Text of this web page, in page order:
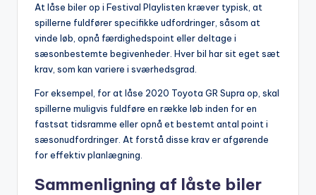
At låse biler op i Festival Playlisten kræver typisk, at
spillerne fuldfører specifikke udfordringer, såsom at
vinde løb, opnå færdighedspoint eller deltage i
sæsonbestemte begivenheder. Hver bil har sit eget sæt
krav, som kan variere i sværhedsgrad.
For eksempel, for at låse 2020 Toyota GR Supra op, skal
spillerne muligvis fuldføre en række løb inden for en
fastsat tidsramme eller opnå et bestemt antal point i
sæsonudfordringer. At forstå disse krav er afgørende
for effektiv planlægning.
Sammenligning af låste biler